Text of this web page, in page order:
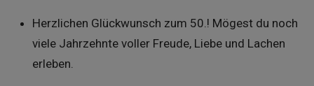
Herzlichen Glückwunsch zum 50.! Mögest du noch
viele Jahrzehnte voller Freude, Liebe und Lachen
erleben.